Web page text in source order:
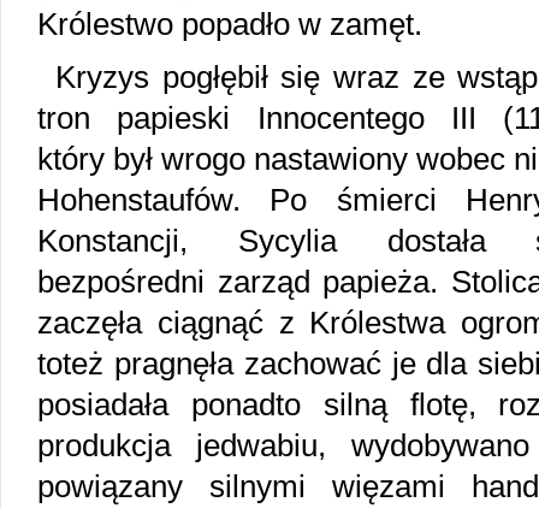
Królestwo popadło w zamęt.
Kryzys pogłębił się wraz ze
tron papieski Innocentego III
który był wrogo nastawiony wobec
Hohenstaufów. Po śmierci
Konstancji, Sycylia
bezpośredni zarząd papieża.
zaczęła ciągnąć z Królestwa
toteż pragnęła zachować je dla
posiadała ponadto silną flotę,
produkcja jedwabiu,
powiązany silnymi więzami